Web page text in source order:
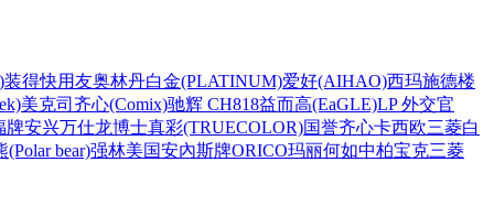
装得快用友奥林丹白金(PLATINUM)爱好(AIHAO)西玛施德楼
美克司 齐心(Comix)驰辉 CH818益而高(EaGLE)LP 外交官
牌安兴万仕龙博士真彩(TRUECOLOR)国誉齐心卡西欧三菱白
(Polar bear)强林美国安內斯牌ORICO玛丽何如中柏宝克三菱